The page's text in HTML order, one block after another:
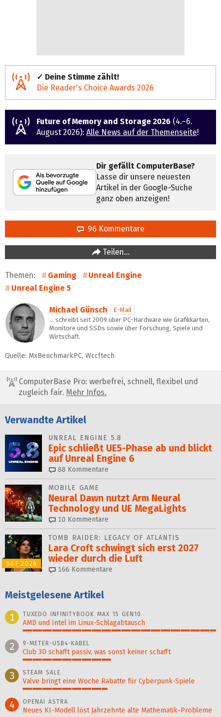
✓ Deine Stimme zählt!
Die Reader's Choice Awards 2026
Future of Memory and Storage 2026 (4.–6.
August 2026): Alle News auf der Themenseite!
Dir gefällt ComputerBase?
Lasse dir unsere neuesten
Artikel in der Google-Suche
ganz oben anzeigen!
96 Kommentare
Teilen…
Themen: Gaming
Unreal Engine
Unreal Engine 5
Michael Günsch
E-Mail
… schreibt seit 2009 über PC-Hardware wie Grafikkarten,
Monitore und SSDs sowie über Forschung, Spiele und
Wirtschaft.
Quelle: MxBenchmarkPC, Wccftech
ComputerBase Pro: werbefrei, schnell, flexibel und
zugleich fair. Mehr Infos.
Verwandte Artikel
UNREAL ENGINE 5.8
Epic schließt UE5-Phase ab und blickt
auf Unreal Engine 6
88 Kommentare
MOBILE GAME
Neural Dawn nutzt Arm Neural
Technology und UE MegaLights
10 Kommentare
SGF 2026
TOMB RAIDER: LEGACY OF ATLANTIS
Lara Croft schwingt sich erst 2027
wieder durch die Luft
166 Kommentare
Meistgelesene Artikel
1
TUXEDO INFINITYBOOK MAX 15 GEN10
AMD und Intel im Linux-Schlagabtausch
2 9-METER-USB4-KABEL
Club 3D schafft passiv, was sonst keiner schafft
3 STEAM SALE
Valve bringt eine Woche Rabatte für Cyberpunk-Spiele
4 OPENAI ASTRA
Neues KI-Modell löst Jahr­zehn­te alte Ma­thematik-Pro­ble­me